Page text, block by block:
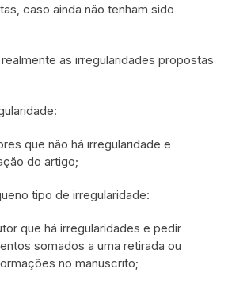
caso ainda não tenham sido
as irregularidades propostas
que não há irregularidade e
do artigo;
tipo de irregularidade:
que há irregularidades e pedir
somados a uma retirada ou
no manuscrito;